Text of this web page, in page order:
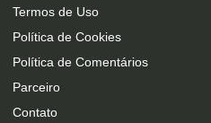
Termos de Uso
Política de Cookies
Política de Comentários
Parceiro
Contato